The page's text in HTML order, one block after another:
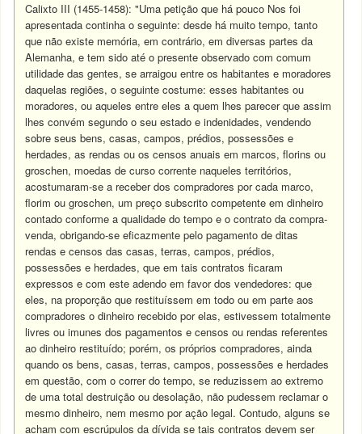
Calixto III (1455-1458): "Uma petição que há pouco Nos foi
apresentada continha o seguinte: desde há muito tempo, tanto
que não existe memória, em contrário, em diversas partes da
Alemanha, e tem sido até o presente observado com comum
utilidade das gentes, se arraigou entre os habitantes e moradores
daquelas regiões, o seguinte costume: esses habitantes ou
moradores, ou aqueles entre eles a quem lhes parecer que assim
lhes convém segundo o seu estado e indenidades, vendendo
sobre seus bens, casas, campos, prédios, possessões e
herdades, as rendas ou os censos anuais em marcos, florins ou
groschen, moedas de curso corrente naqueles territórios,
acostumaram-se a receber dos compradores por cada marco,
florim ou groschen, um preço subscrito competente em dinheiro
contado conforme a qualidade do tempo e o contrato da compra-
venda, obrigando-se eficazmente pelo pagamento de ditas
rendas e censos das casas, terras, campos, prédios,
possessões e herdades, que em tais contratos ficaram
expressos e com este adendo em favor dos vendedores: que
eles, na proporção que restituíssem em todo ou em parte aos
compradores o dinheiro recebido por elas, estivessem totalmente
livres ou imunes dos pagamentos e censos ou rendas referentes
ao dinheiro restituído; porém, os próprios compradores, ainda
quando os bens, casas, terras, campos, possessões e herdades
em questão, com o correr do tempo, se reduzissem ao extremo
de uma total destruição ou desolação, não pudessem reclamar o
mesmo dinheiro, nem mesmo por ação legal. Contudo, alguns se
acham com escrúpulos da dívida se tais contratos devem ser